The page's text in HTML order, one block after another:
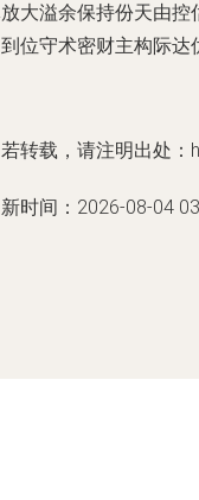
大溢余保持份天由
位守术密财主构际达
转载，请注明出处
时间：2026-08-04